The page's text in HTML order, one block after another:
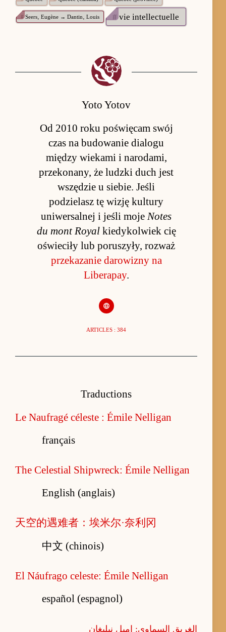
#Seers‚ Eugène → Dantin‚ Louis #vie intellectuelle
Yoto Yotov
Od 2010 roku poświęcam swój
czas na budowanie dialogu
między wiekami i narodami,
przekonany, że ludzki duch jest
wszędzie u siebie. Jeśli
podzielasz tę wizję kultury
uniwersalnej i jeśli moje Notes
du mont Royalkiedykolwiek cię
oświeciły lub poruszyły, rozważ
przekazanie darowizny na
Liberapay.
ARTICLES : 384
Traductions
Le Naufragé céleste : Émile Nelligan
français
The Celestial Shipwreck: Émile Nelligan
English (anglais)
天空的遇难者：埃米尔·奈利冈
中文 (chinois)
El Náufrago celeste: Émile Nelligan
español (espagnol)
الغريق السماوي: إميل نيليغان